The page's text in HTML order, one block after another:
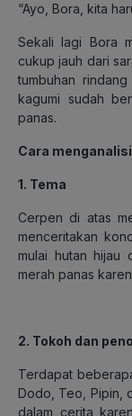
“Ayo, Bora, kita
Sekali lagi Bora
cukup jauh dari
tumbuhan
kagumi sudah
panas.
Cara
1. Tema
Cerpen di atas
menceritakan
mulai hutan hijau
merah panas
2. Tokoh dan
Terdapat
Dodo, Teo, Pipin,
dalam cerita